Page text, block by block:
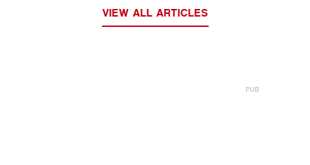
VIEW ALL ARTICLES